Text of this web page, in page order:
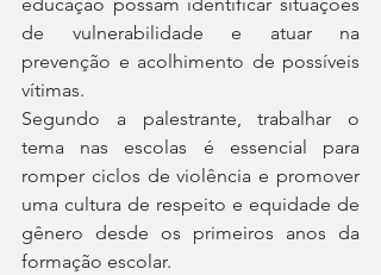
de vulnerabilidade e atuar na
prevenção e acolhimento de possíveis
vítimas.
Segundo a palestrante, trabalhar o
tema nas escolas é essencial para
romper ciclos de violência e promover
uma cultura de respeito e equidade de
gênero desde os primeiros anos da
formação escolar.